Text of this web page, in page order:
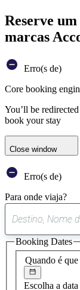
Reserve
marcas
Erro(s de)
Core booking
You’ll be
book your stay
Close window
Erro(s de)
Para onde viaja?
Quando é que
Escolha a
Booking Dates